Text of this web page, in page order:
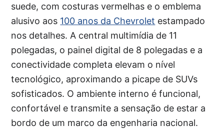
suede, com costuras vermelhas e o emblema
alusivo aos 100 anos da Chevrolet estampado
nos detalhes. A central multimídia de 11
polegadas, o painel digital de 8 polegadas e a
conectividade completa elevam o nível
tecnológico, aproximando a picape de SUVs
sofisticados. O ambiente interno é funcional,
confortável e transmite a sensação de estar a
bordo de um marco da engenharia nacional.